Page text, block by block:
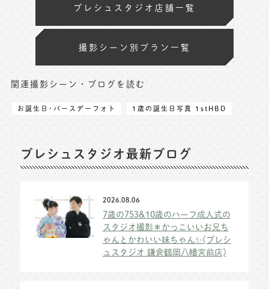
プレシュスタジオ店舗一覧
撮影シーン別プラン一覧
関連撮影シーン・ブログを読む
お誕生日･バースデーフォト 1歳の誕生日写真 1stHBD
プレシュスタジオ最新ブログ
2026.08.06
7歳の753&10歳のハーフ成人式の
スタジオ撮影＊かっこいいお兄ち
ゃんとかわいい妹ちゃん✨(プレシ
ュスタジオ 鎌倉鶴岡八幡宮前店)